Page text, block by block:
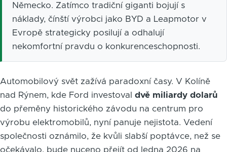
Německo. Zatímco tradiční giganti bojují s
náklady, čínští výrobci jako BYD a Leapmotor v
Evropě strategicky posilují a odhalují
nekomfortní pravdu o konkurenceschopnosti.
Automobilový svět zažívá paradoxní časy. V Kolíně
nad Rýnem, kde Ford investoval dvě miliardy dolarů
do přeměny historického závodu na centrum pro
výrobu elektromobilů, nyní panuje nejistota. Vedení
společnosti oznámilo, že kvůli slabší poptávce, než se
očekávalo, bude nuceno přejít od ledna 2026 na